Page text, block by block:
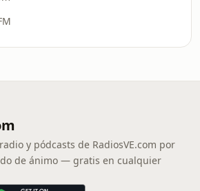
y pódcasts de RadiosVE.com por
de ánimo — gratis en cualquier